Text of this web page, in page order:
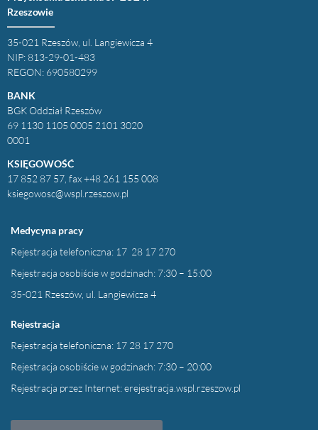
Rzeszowie
35-021 Rzeszów, ul. Langiewicza 4
NIP: 813-29-01-483
REGON: 690580299
BANK
BGK Oddział Rzeszów
69 1130 1105 0005 2101 3020
0001
KSIĘGOWOŚĆ
17 852 87 57, fax +48 261 155 008
ksiegowosc@wspl.rzeszow.pl
Medycyna pracy
Rejestracja telefoniczna: 17 28 17 270
Rejestracja osobiście w godzinach: 7:30 – 15:00
35-021 Rzeszów, ul. Langiewicza 4
Rejestracja
Rejestracja telefoniczna: 17 28 17 270
Rejestracja osobiście w godzinach: 7:30 – 20:00
Rejestracja przez Internet:erejestracja.wspl.rzeszow.pl